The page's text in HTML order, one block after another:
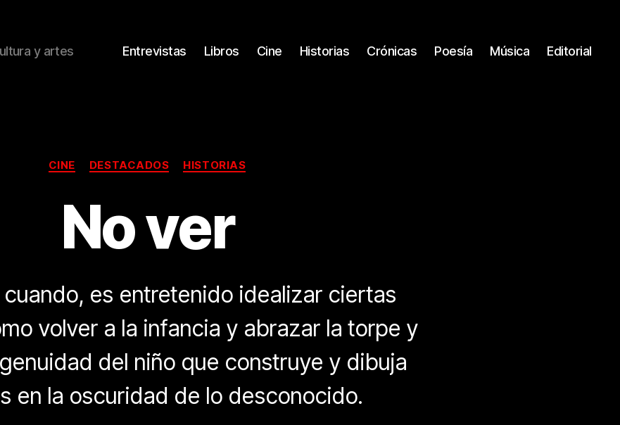
y artes Entrevistas Libros Cine Historias Crónicas Poesía Música Editorial
Categorías
CINE DESTACADOS HISTORIAS
No ver
es entretenido idealizar ciertas
volver a la infancia y abrazar la torpe y
del niño que construye y dibuja
en la oscuridad de lo desconocido.